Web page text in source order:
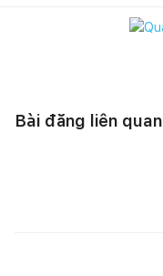
Bài đăng liên quan